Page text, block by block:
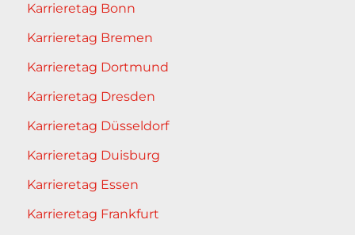
Karrieretag Bonn
Karrieretag Bremen
Karrieretag Dortmund
Karrieretag Dresden
Karrieretag Düsseldorf
Karrieretag Duisburg
Karrieretag Essen
Karrieretag Frankfurt